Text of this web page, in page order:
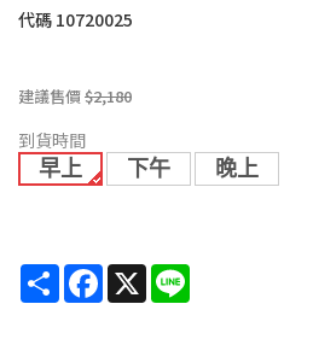
代碼 10720025
建議售價$2,180
到貨時間
早上
下午 晚上
Share Facebook
X